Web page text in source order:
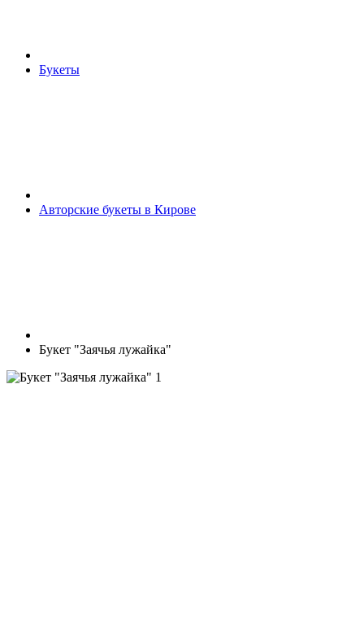
Букеты
Авторские букеты в Кирове
Букет "Заячья лужайка"